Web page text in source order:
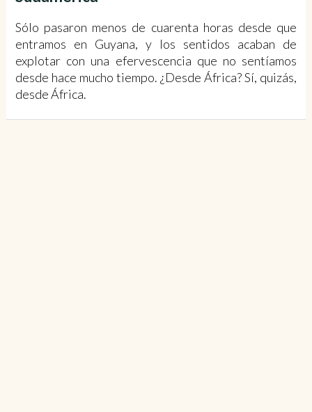
Sólo pasaron menos de cuarenta horas desde que
entramos en Guyana, y los sentidos acaban de
explotar con una efervescencia que no sentíamos
desde hace mucho tiempo. ¿Desde África? Sí, quizás,
desde África.